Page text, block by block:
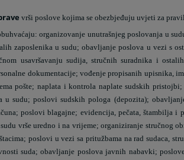
vrši poslove kojima se obezbjeđuju uvjeti za
organizovanje unutrašnjeg poslovanja u
zaposlenika u sudu; obavljanje poslova u vezi s
usavršavanju sudija, stručnih suradnika i
dokumentacije; vođenje propisanih upisnika,
pošte; naplata i kontrola naplate sudskih
u sudu; poslovi sudskih pologa (depozita);
poslovi blagajne; evidencija, pečata, štambilja
vrše uredno i na vrijeme; organiziranje stručnog
poslovi u vezi sa pritužbama na rad sudaca,
suda; obavljanje poslova javnih nabavki;